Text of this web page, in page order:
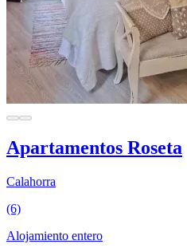
Apartamentos Roseta
Calahorra
(6)
Alojamiento entero